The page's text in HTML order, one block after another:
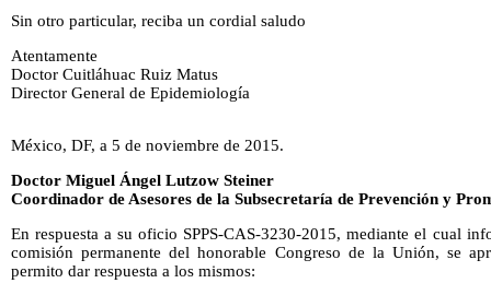
Sin otro particular, reciba un cordial saludo
Atentamente
Doctor Cuitláhuac Ruiz Matus
Director General de Epidemiología
México, DF, a 5 de noviembre de 2015.
Doctor Miguel Ángel Lutzow Steiner
Coordinador de Asesores de la Subsecretaría de Prevención y
En respuesta a su oficio SPPS-CAS-3230-2015, mediante el cual
comisión permanente del honorable Congreso de la Unión, se
permito dar respuesta a los mismos: